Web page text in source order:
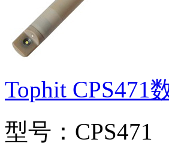
Tophit CPS471
型号：CPS471